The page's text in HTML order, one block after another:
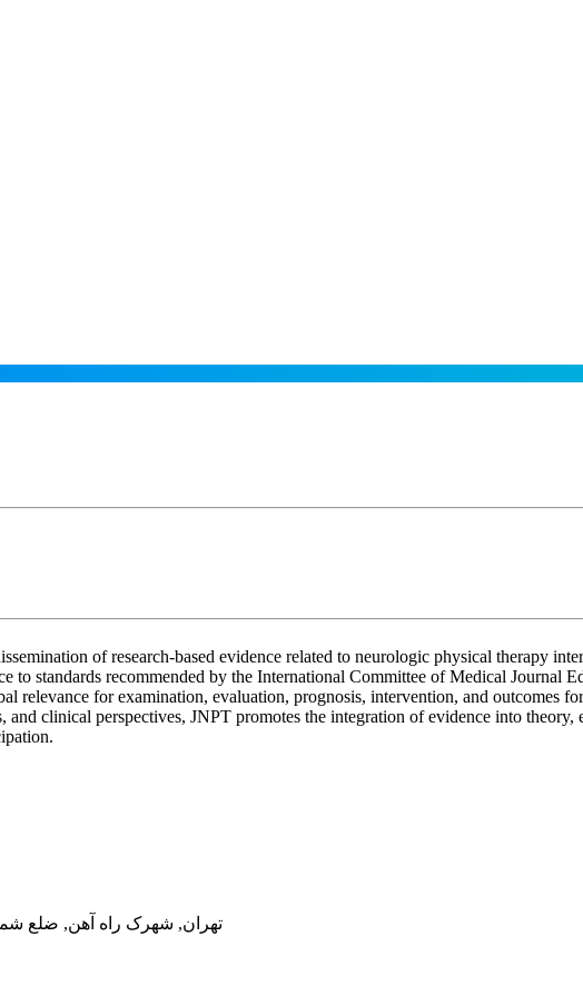
of research-based evidence related to neurologic physical therapy
to standards recommended by the International Committee of Medical Journal
relevance for examination, evaluation, prognosis, intervention, and outcomes
clinical perspectives, JNPT promotes the integration of evidence into
تهران, شهرک راه آهن, ضلع